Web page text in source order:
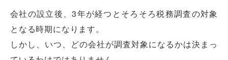
会社の設立後、3年が経つとそろそろ税務調査の対象
となる時期になります。
しかし、いつ、どの会社が調査対象になるかは決まっ